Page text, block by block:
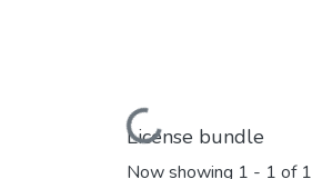
Loading...
License bundle
Now showing 1 - 1 of 1